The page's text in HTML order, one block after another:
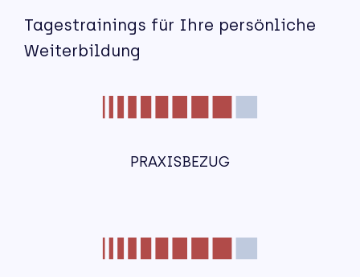
Tagestrainings für Ihre persönliche
Weiterbildung
PRAXISBEZUG